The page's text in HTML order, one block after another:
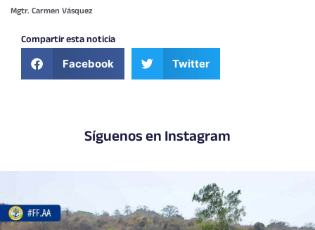
Mgtr. Carmen Vásquez
Compartir esta noticia
Facebook Twitter
Síguenos en Instagram